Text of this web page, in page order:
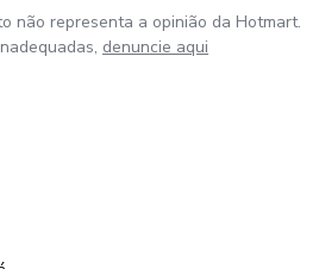
não representa a opinião da Hotmart.
denuncie aqui